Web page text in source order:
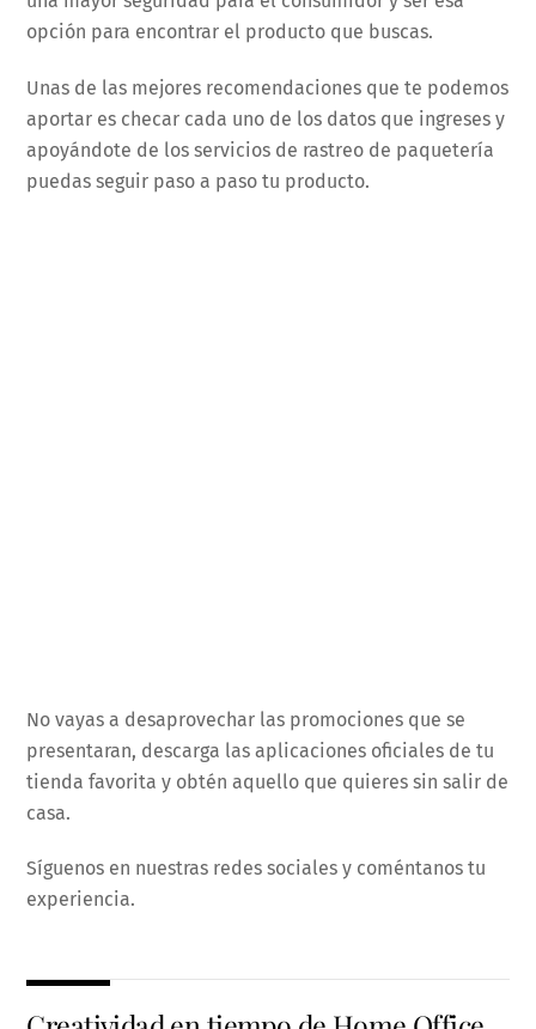
opción para encontrar el producto que buscas.
Unas de las mejores recomendaciones que te podemos
aportar es checar cada uno de los datos que ingreses y
apoyándote de los servicios de rastreo de paquetería
puedas seguir paso a paso tu producto.
No vayas a desaprovechar las promociones que se
presentaran, descarga las aplicaciones oficiales de tu
tienda favorita y obtén aquello que quieres sin salir de
casa.
Síguenos en nuestras redes sociales y coméntanos tu
experiencia.